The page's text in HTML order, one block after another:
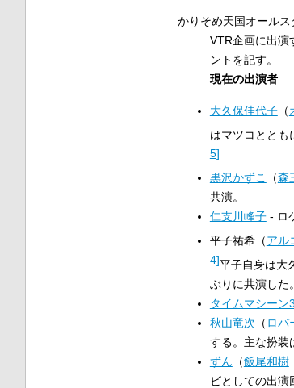
かりそめ天国オールス
VTR企画に出演
ントを記す。
現在の出演者
大久保佳代子（
はマツコととも
5]
黒沢かずこ
（森
共演。
仁支川峰子- ロ
平子祐希（アル
4]平子自身は大
ぶりに共演した。
タイムマシーン
秋山竜次 （ ロバ
する。主な扮装
ずん （飯尾和樹
ビとしての出演